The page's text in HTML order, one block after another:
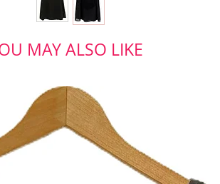
MAY ALSO LIKE